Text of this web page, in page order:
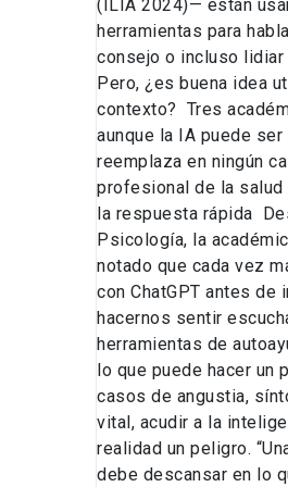
(ILIA 2024)— están
herramientas para
consejo o incluso
Pero, ¿es buena idea
contexto? Tres
aunque la IA puede
reemplaza en ningún
profesional de la
la respuesta rápida
Psicología, la
notado que cada vez
con ChatGPT antes de
hacernos sentir
herramientas de
lo que puede hacer un
casos de angustia,
vital, acudir a la
realidad un peligro.
debe descansar en lo